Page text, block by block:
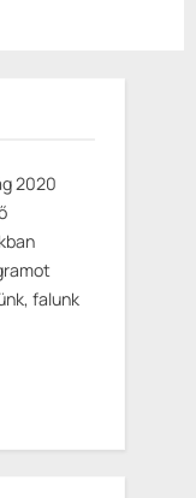
2020
falunk